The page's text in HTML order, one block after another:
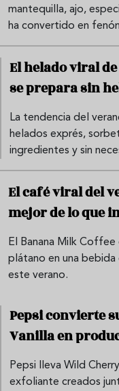
mantequilla, ajo,
ha convertido en
El helado viral
se prepara sin
La tendencia del
helados exprés,
ingredientes y sin
El café viral del
mejor de lo que
El Banana Milk
plátano en una
este verano.
Pepsi convierte
Vanilla en
Pepsi lleva Wild
exfoliante creados